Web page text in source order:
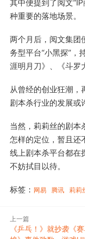
其中便提到了阅文
种重要的落地场景。
两个月后，阅文集团
务型平台“小黑探”，
涯明月刀》、《斗罗
从曾经的创业狂潮，
剧本杀行业的发展或
当然，莉莉丝的剧本
怎样的定位，暂且还
线上剧本杀平台都在
不妨拭目以待。
标签： 网易 腾讯 莉莉
上一篇
《乒乓！》就抄袭《